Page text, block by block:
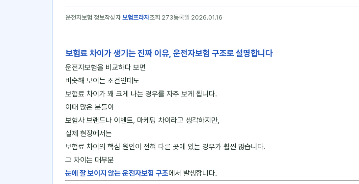
운전자보험 정보작성자 보험프라자조회 273등록일 2026.01.16
보험료 차이가 생기는 진짜 이유, 운전자보험 구조로 설명합니다
운전자보험을 비교하다 보면
비슷해 보이는 조건인데도
보험료 차이가 꽤 크게 나는 경우를 자주 보게 됩니다.
이때 많은 분들이
보험사 브랜드나 이벤트, 마케팅 차이라고 생각하지만,
실제 현장에서는
보험료 차이의 핵심 원인이 전혀 다른 곳에 있는 경우가 훨씬 많습니다.
그 차이는 대부분
눈에 잘 보이지 않는 운전자보험 구조에서 발생합니다.